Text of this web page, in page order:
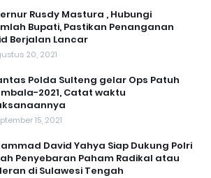
Rusdy Mastura , Hubungi
Bupati, Pastikan Penanganan
Berjalan Lancar
20, 2021
Polda Sulteng gelar Ops Patuh
2021, Catat waktu
15, 2021
David Yahya Siap Dukung Polri
Penyebaran Paham Radikal atau
di Sulawesi Tengah